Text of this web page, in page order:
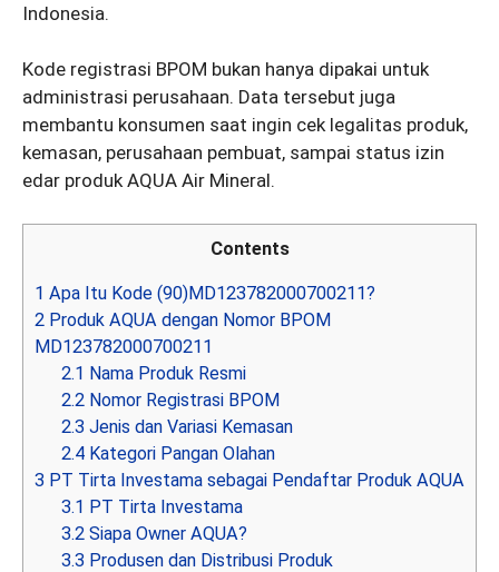
Indonesia.
Kode registrasi BPOM bukan hanya dipakai untuk
administrasi perusahaan. Data tersebut juga
membantu konsumen saat ingin cek legalitas produk,
kemasan, perusahaan pembuat, sampai status izin
edar produk AQUA Air Mineral.
Contents
1 Apa Itu Kode (90)MD123782000700211?
2 Produk AQUA dengan Nomor BPOM
MD123782000700211
2.1 Nama Produk Resmi
2.2 Nomor Registrasi BPOM
2.3 Jenis dan Variasi Kemasan
2.4 Kategori Pangan Olahan
3 PT Tirta Investama sebagai Pendaftar Produk AQUA
3.1 PT Tirta Investama
3.2 Siapa Owner AQUA?
3.3 Produsen dan Distribusi Produk